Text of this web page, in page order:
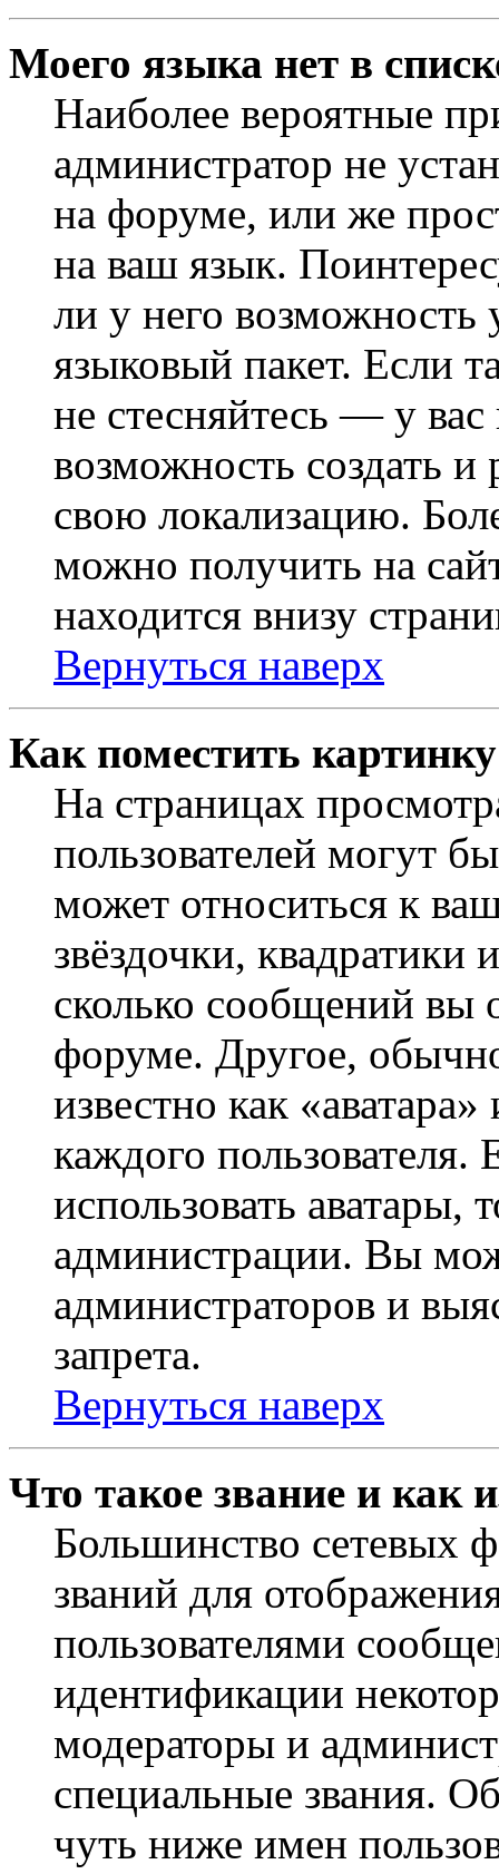
Моего языка нет в
Наиболее вероятные
администратор не
на форуме, или же
на ваш язык.
ли у него
языковый пакет. Если
не стесняйтесь — у вас
возможность создать
свою локализацию.
можно получить на
находится внизу
Вернуться наверх
Как поместить
На страницах
пользователей могут
может относиться к
звёздочки,
сколько сообщений вы
форуме. Другое,
известно как
каждого
использовать аватары,
администрации. Вы
администраторов и
запрета.
Вернуться наверх
Что такое звание и как
Большинство сетевых
званий для
пользователями
идентификации
модераторы и
специальные звания.
чуть ниже имен